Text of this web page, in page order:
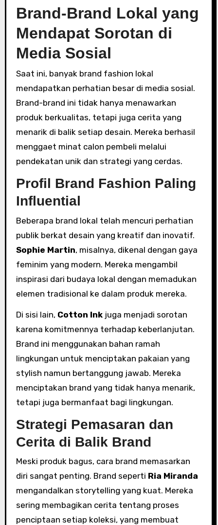
Brand-Brand Lokal yang
Mendapat Sorotan di
Media Sosial
Saat ini, banyak brand fashion lokal
mendapatkan perhatian besar di media sosial.
Brand-brand ini tidak hanya menawarkan
produk berkualitas, tetapi juga cerita yang
menarik di balik setiap desain. Mereka berhasil
menggaet minat calon pembeli melalui
pendekatan unik dan strategi yang cerdas.
Profil Brand Fashion Paling
Influential
Beberapa brand lokal telah mencuri perhatian
publik berkat desain yang kreatif dan inovatif.
Sophie Martin, misalnya, dikenal dengan gaya
feminim yang modern. Mereka mengambil
inspirasi dari budaya lokal dengan memadukan
elemen tradisional ke dalam produk mereka.
Di sisi lain, Cotton Inkjuga menjadi sorotan
karena komitmennya terhadap keberlanjutan.
Brand ini menggunakan bahan ramah
lingkungan untuk menciptakan pakaian yang
stylish namun bertanggung jawab. Mereka
menciptakan brand yang tidak hanya menarik,
tetapi juga bermanfaat bagi lingkungan.
Strategi Pemasaran dan
Cerita di Balik Brand
Meski produk bagus, cara brand memasarkan
diri sangat penting. Brand seperti Ria Miranda
mengandalkan storytelling yang kuat. Mereka
sering membagikan cerita tentang proses
penciptaan setiap koleksi, yang membuat